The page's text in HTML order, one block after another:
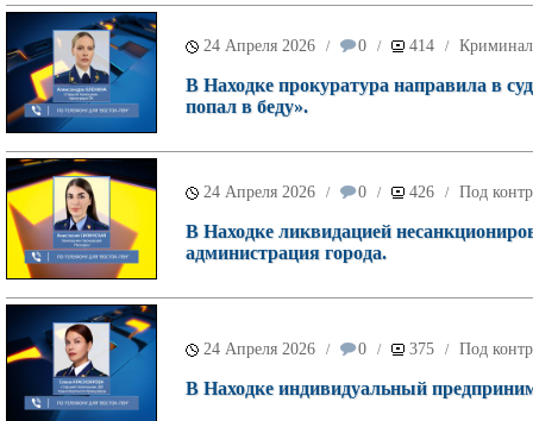
24 Апреля 2026 / 0 / 414 / Криминал
В Находке прокуратура направила в
попал в беду».
24 Апреля 2026 / 0 / 426 / Под
В Находке ликвидацией
администрация города.
24 Апреля 2026 / 0 / 375 / Под
В Находке индивидуальный